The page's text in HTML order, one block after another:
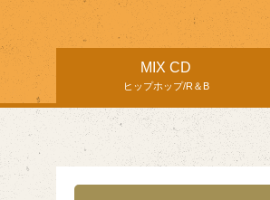
MIX CD
ヒップホップ/R＆B